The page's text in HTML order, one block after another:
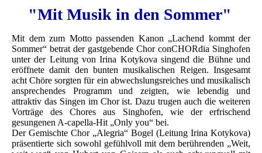
"Mit Musik in den Sommer"
Mit dem zum Motto passenden Kanon „Lachend kommt der
Sommer“ betrat der gastgebende Chor conCHORdia Singhofen
unter der Leitung von Irina Kotykova singend die Bühne und
eröffnete damit den bunten musikalischen Reigen. Insgesamt
acht Chöre sorgten für ein abwechslungsreiches und musikalisch
ansprechendes Programm und zeigten, wie lebendig und
attraktiv das Singen im Chor ist. Dazu trugen auch die weiteren
Vorträge des Chores aus Singhofen, wie der erfrischend
gesungenen A-capella-Hit „Only you“ bei.
Der Gemischte Chor „Alegria“ Bogel (Leitung Irina Kotykova)
präsentierte sich sowohl gefühlvoll mit dem berührenden „Weit,